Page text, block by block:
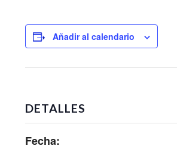
Añadir al calendario
DETALLES
Fecha: